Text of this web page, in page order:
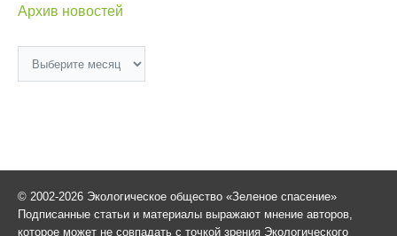
Архив новостей
новостей
© 2002-2026 Экологическое общество «Зеленое спасение»
Подписанные статьи и материалы выражают мнение авторов,
которое может не совпадать с точкой зрения Экологического